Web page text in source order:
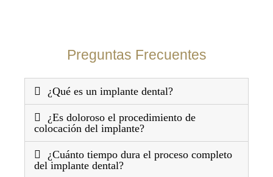
Preguntas Frecuentes
¿Qué es un implante dental?
¿Es doloroso el procedimiento de
colocación del implante?
¿Cuánto tiempo dura el proceso completo
del implante dental?